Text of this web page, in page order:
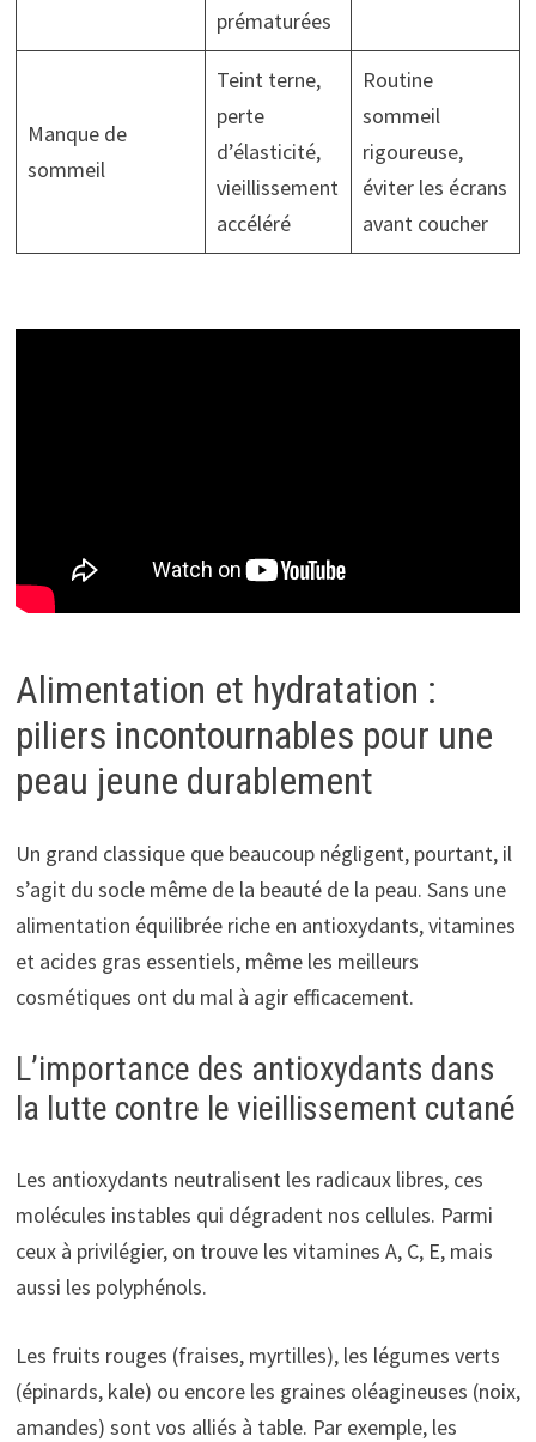
prématurées
Manque de
sommeil
Teint terne,
perte
d’élasticité,
vieillissement
accéléré
Routine
sommeil
rigoureuse,
éviter les écrans
avant coucher
Alimentation et hydratation :
piliers incontournables pour une
peau jeune durablement
Un grand classique que beaucoup négligent, pourtant, il
s’agit du socle même de la beauté de la peau. Sans une
alimentation équilibrée riche en antioxydants, vitamines
et acides gras essentiels, même les meilleurs
cosmétiques ont du mal à agir efficacement.
L’importance des antioxydants dans
la lutte contre le vieillissement cutané
Les antioxydants neutralisent les radicaux libres, ces
molécules instables qui dégradent nos cellules. Parmi
ceux à privilégier, on trouve les vitamines A, C, E, mais
aussi les polyphénols.
Les fruits rouges (fraises, myrtilles), les légumes verts
(épinards, kale) ou encore les graines oléagineuses (noix,
amandes) sont vos alliés à table. Par exemple, les